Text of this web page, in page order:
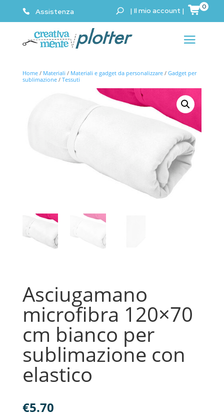
Assistenza | Il mio account | 0
Home/ Materiali / Materiali e gadget da personalizzare/ Gadget per
sublimazione/ Tessuti
Asciugamano
microfibra 120×70
cm bianco per
sublimazione con
elastico
€5.70